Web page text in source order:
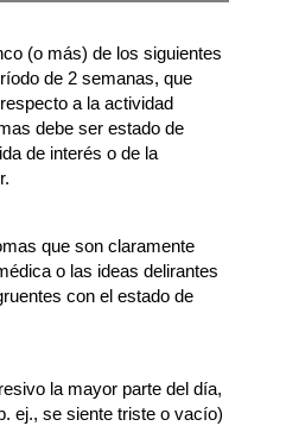
(o más) de los siguientes
de 2 semanas, que
a la actividad
debe ser estado de
de interés o de la
que son claramente
o las ideas delirantes
con el estado de
la mayor parte del día,
ej., se siente triste o vacío)